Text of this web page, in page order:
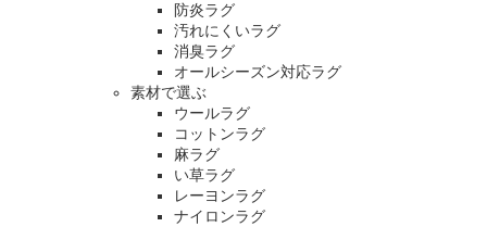
防炎ラグ
汚れにくいラグ
消臭ラグ
オールシーズン対応ラグ
素材で選ぶ
ウールラグ
コットンラグ
麻ラグ
い草ラグ
レーヨンラグ
ナイロンラグ